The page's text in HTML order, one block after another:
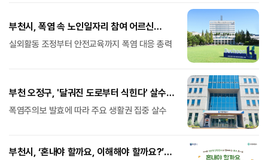
부천시, 폭염 속 노인일자리 참여 어르신
안전관리 강화
실외활동 조정부터 안전교육까지 폭염 대응 총력
부천 오정구, '달궈진 도로부터 식힌다' 살수차
선탑 현장점검
폭염주의보 발효에 따라 주요 생활권 집중 살수
부천시, ‘혼내야 할까요, 이해해야 할까요?’